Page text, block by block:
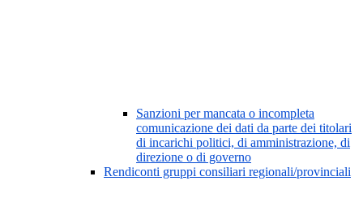
Sanzioni per mancata o incompleta
comunicazione dei dati da parte dei titolari
di incarichi politici, di amministrazione, di
direzione o di governo
Rendiconti gruppi consiliari regionali/provinciali